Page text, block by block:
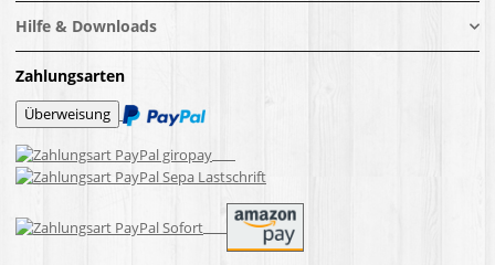
Hilfe & Downloads
Zahlungsarten